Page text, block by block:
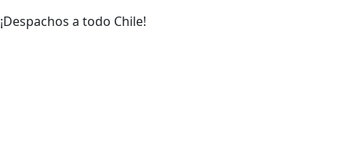
¡Despachos a todo Chile!